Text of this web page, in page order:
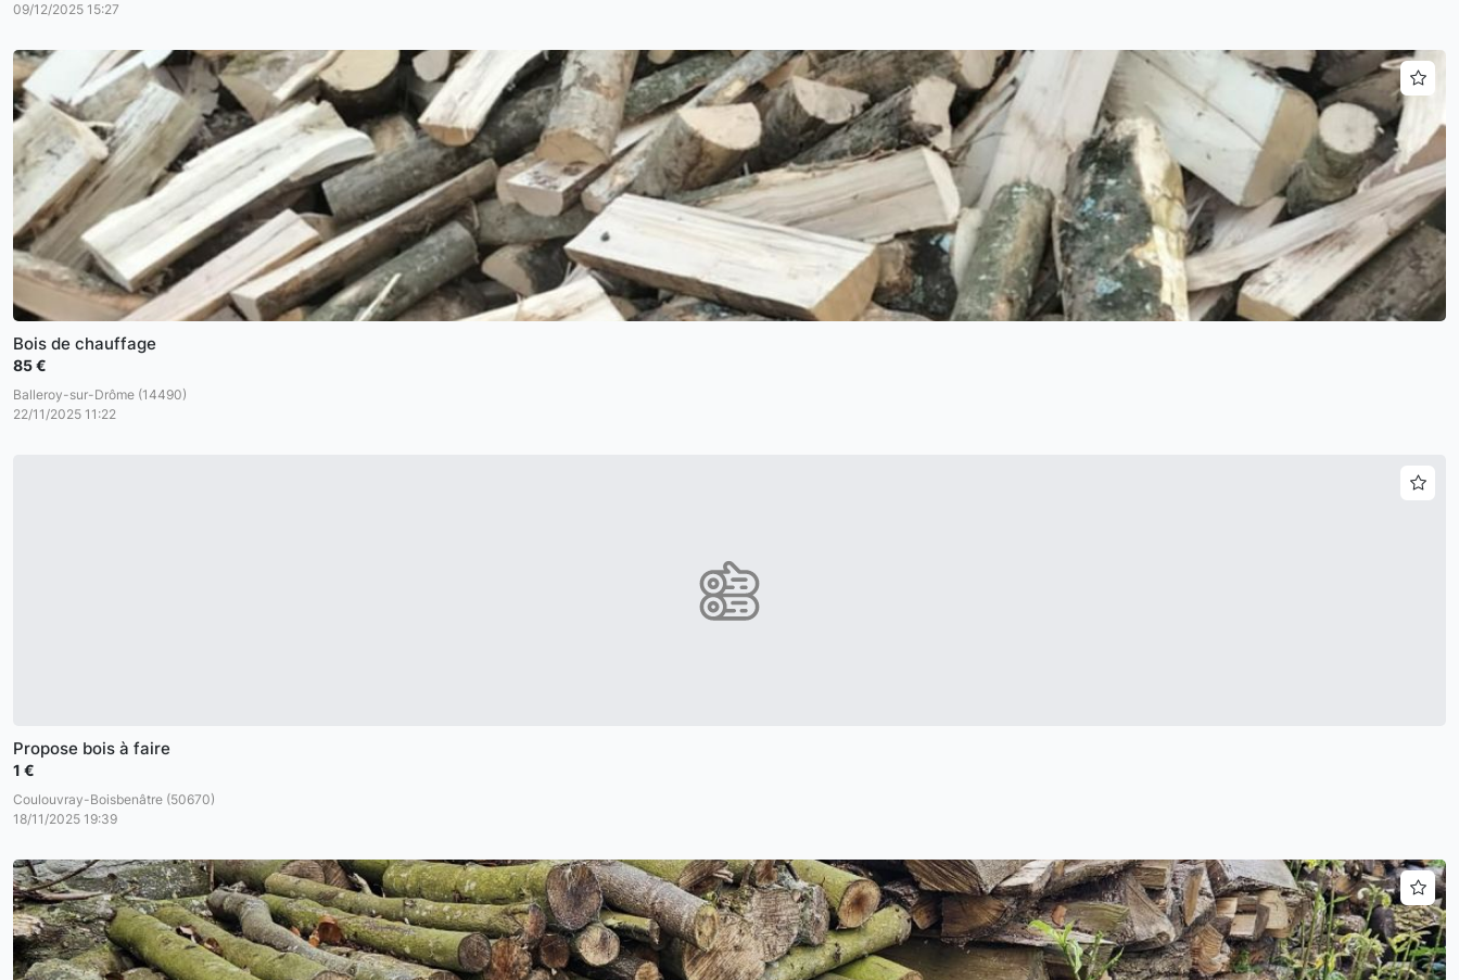
09/12/2025 15:27
Bois de chauffage
85 €
Balleroy-sur-Drôme (14490)
22/11/2025 11:22
Propose bois à faire
1 €
Coulouvray-Boisbenâtre (50670)
18/11/2025 19:39